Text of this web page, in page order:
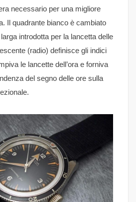
necessario per una migliore
Il quadrante bianco è cambiato
introdotta per la lancetta delle
(radio) definisce gli indici
le lancette dell’ora e forniva
del segno delle ore sulla